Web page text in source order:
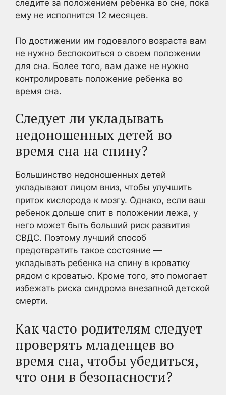
следите за положением ребенка во сне, пока
ему не исполнится 12 месяцев.
По достижении им годовалого возраста вам
не нужно беспокоиться о своем положении
для сна. Более того, вам даже не нужно
контролировать положение ребенка во
время сна.
Следует ли укладывать
недоношенных детей во
время сна на спину?
Большинство недоношенных детей
укладывают лицом вниз, чтобы улучшить
приток кислорода к мозгу. Однако, если ваш
ребенок дольше спит в положении лежа, у
него может быть больший риск развития
СВДС. Поэтому лучший способ
предотвратить такое состояние —
укладывать ребенка на спину в кроватку
рядом с кроватью. Кроме того, это помогает
избежать риска синдрома внезапной детской
смерти.
Как часто родителям следует
проверять младенцев во
время сна, чтобы убедиться,
что они в безопасности?